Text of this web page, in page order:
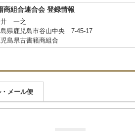
商組合連合会 登録情報
井 一之
島県鹿児島市谷山中央 7-45-17
島県古書籍商組合
メール便